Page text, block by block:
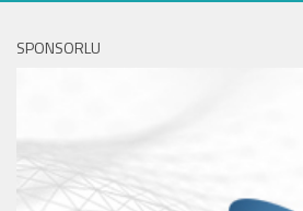
SPONSORLU